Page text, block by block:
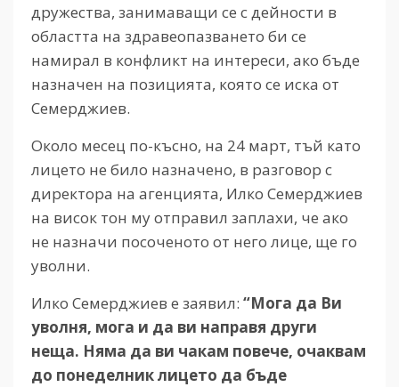
дружества, занимаващи се с дейности в
областта на здравеопазването би се
намирал в конфликт на интереси, ако бъде
назначен на позицията, която се иска от
Семерджиев.
Около месец по-късно, на 24 март, тъй като
лицето не било назначено, в разговор с
директора на агенцията, Илко Семерджиев
на висок тон му отправил заплахи, че ако
не назначи посоченото от него лице, ще го
уволни.
Илко Семерджиев е заявил: “Мога да Ви
уволня, мога и да ви направя други
неща. Няма да ви чакам повече, очаквам
до понеделник лицето да бъде